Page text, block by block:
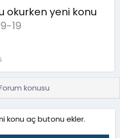
okurken yeni konu
19
konusu
konu aç butonu ekler.